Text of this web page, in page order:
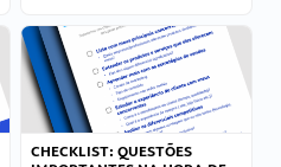
CHECKLIST: QUESTÕES